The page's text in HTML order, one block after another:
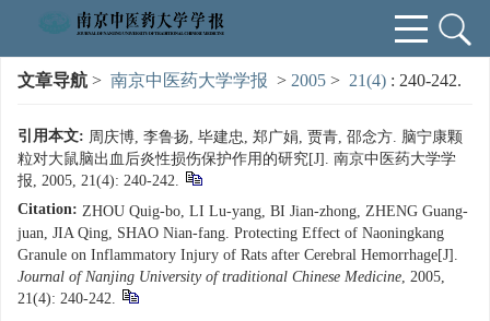
文章导航 > 南京中医药大学学报 > 2005 > 21(4) : 240-242.
引用本文: 周庆博, 李鲁扬, 毕建忠, 郑广娟, 贾青, 邵念方. 脑宁康颗
粒对大鼠脑出血后炎性损伤保护作用的研究[J]. 南京中医药大学学
报, 2005, 21(4): 240-242.
Citation: ZHOU Quig-bo, LI Lu-yang, BI Jian-zhong, ZHENG Guang-
juan, JIA Qing, SHAO Nian-fang. Protecting Effect of Naoningkang
Granule on Inflammatory Injury of Rats after Cerebral Hemorrhage[J].
Journal of Nanjing University of traditional Chinese Medicine, 2005,
21(4): 240-242.